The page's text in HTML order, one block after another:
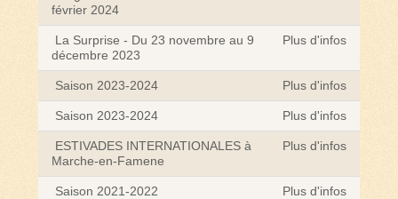
février 2024
La Surprise - Du 23 novembre au 9
décembre 2023
Plus d'infos
Saison 2023-2024 Plus d'infos
Saison 2023-2024 Plus d'infos
ESTIVADES INTERNATIONALES à
Marche-en-Famene
Plus d'infos
Saison 2021-2022 Plus d'infos